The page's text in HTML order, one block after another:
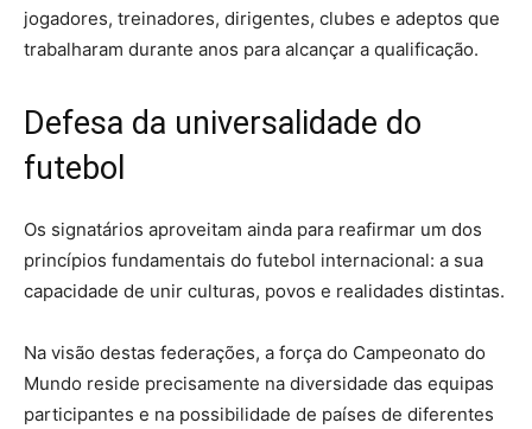
jogadores, treinadores, dirigentes, clubes e adeptos que
trabalharam durante anos para alcançar a qualificação.
Defesa da universalidade do
futebol
Os signatários aproveitam ainda para reafirmar um dos
princípios fundamentais do futebol internacional: a sua
capacidade de unir culturas, povos e realidades distintas.
Na visão destas federações, a força do Campeonato do
Mundo reside precisamente na diversidade das equipas
participantes e na possibilidade de países de diferentes